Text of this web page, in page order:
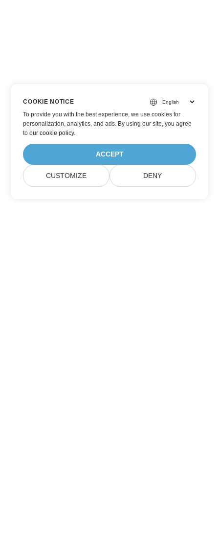
COOKIE NOTICE
To provide you with the best experience, we use cookies for
personalization, analytics, and ads. By using our site, you agree
toour cookie policy.
ACCEPT
CUSTOMIZE DENY